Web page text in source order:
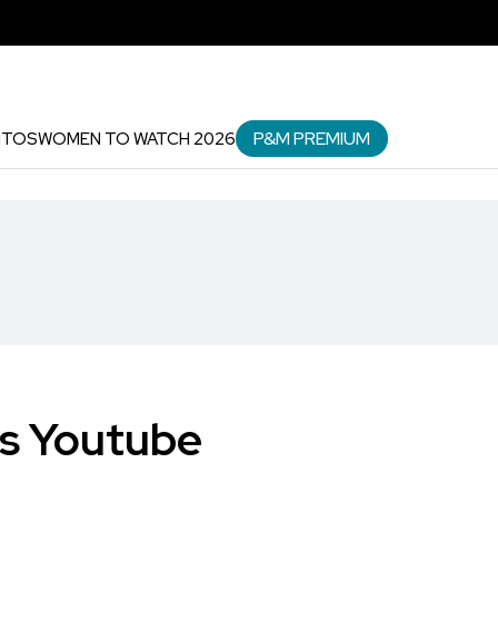
WOMEN TO WATCH 2026 P&M PREMIUM
Youtube